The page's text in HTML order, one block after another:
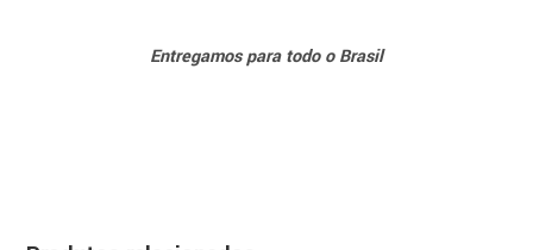
Entregamos para todo o Brasil